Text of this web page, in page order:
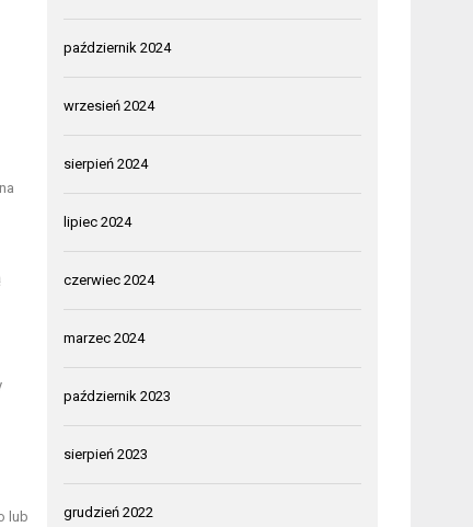
lub
październik 2024
wrzesień 2024
sierpień 2024
lipiec 2024
czerwiec 2024
marzec 2024
październik 2023
sierpień 2023
grudzień 2022